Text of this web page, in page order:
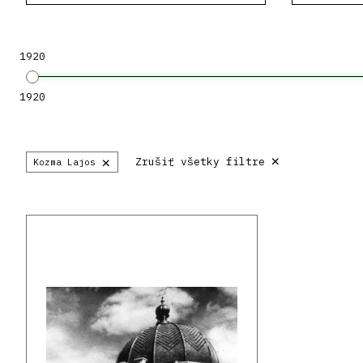
1920
1920
Kozma Lajos × Zrušiť všetky filtre ×